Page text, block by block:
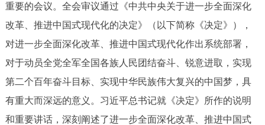
中介服务 阳光政务
政民互动
重要的会议。全会审议通过《中共中央关于进一步全面深化
改革、推进中国式现代化的决定》（以下简称《决定》），
对进一步全面深化改革、推进中国式现代化作出系统部署，
对于动员全党全军全国各族人民团结奋斗、锐意进取，实现
第二个百年奋斗目标、实现中华民族伟大复兴的中国梦，具
有重大而深远的意义。习近平总书记就《决定》所作的说明
和重要讲话，深刻阐述了进一步全面深化改革、推进中国式